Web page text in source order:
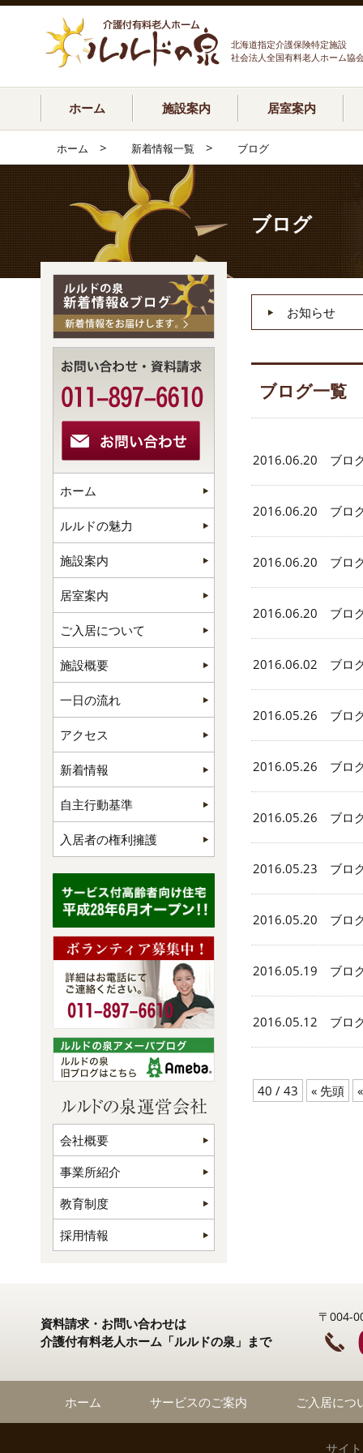
北海道指定介護保険特定施設
社会法人全国有料老人ホーム協
ホーム 施設案内 居室案内
ホーム > 新着情報一覧 > ブログ
ブログ
お知らせ
ブログ一覧
2016.06.20 ブロ
2016.06.20 ブロ
2016.06.20 ブロ
2016.06.20 ブロ
2016.06.02 ブロ
2016.05.26 ブロ
2016.05.26 ブロ
2016.05.26 ブロ
2016.05.23 ブロ
2016.05.20 ブロ
2016.05.19 ブロ
2016.05.12 ブロ
40 / 43 « 先頭 «
ホーム
ルルドの魅力
施設案内
居室案内
ご入居について
施設概要
一日の流れ
アクセス
新着情報
自主行動基準
入居者の権利擁護
会社概要
事業所紹介
教育制度
採用情報
資料請求・お問い合わせは
介護付有料老人ホーム「ルルドの泉」まで
〒004-
ホーム サービスのご案内 ご入居につ
サイ